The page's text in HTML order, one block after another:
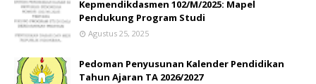
Kepmendikdasmen 102/M/2025: Mapel
Pendukung Program Studi
Agustus 25, 2025
Pedoman Penyusunan Kalender Pendidikan
Tahun Ajaran TA 2026/2027